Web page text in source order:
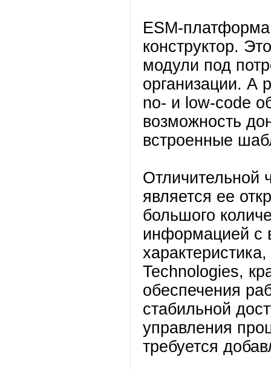
ESM-
конструктор.
модули под
организации. А
no- и low-code
возможность
встроенные
Отличительной
является ее
большого
информацией с
Technologies,
обеспечения
стабильной
управления
требуется